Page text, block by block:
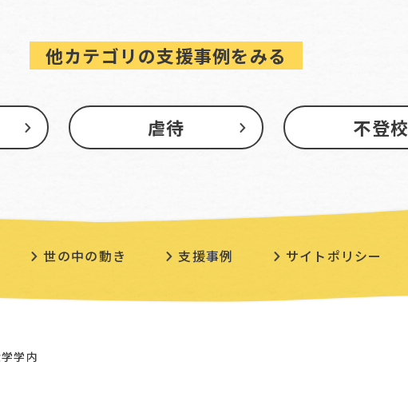
他カテゴリの支援事例をみる
虐待 不登校
世の中の動き 支援事例 サイトポリシー
学内